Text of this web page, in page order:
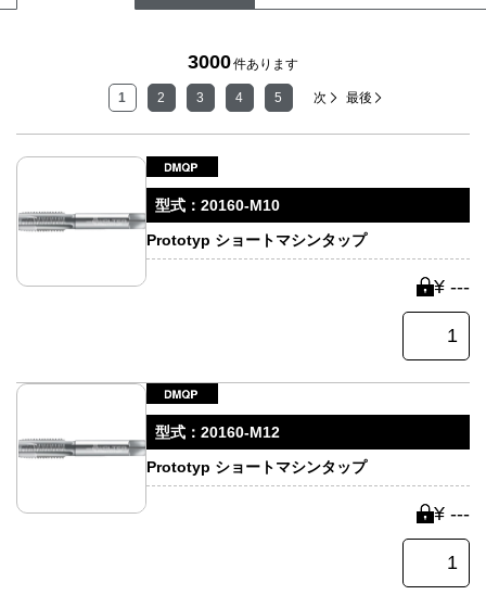
3000件あります
1 2 3 4 5 次 最後
型式： 20160-M10
Prototyp ショートマシンタップ
¥ ---
型式： 20160-M12
Prototyp ショートマシンタップ
¥ ---